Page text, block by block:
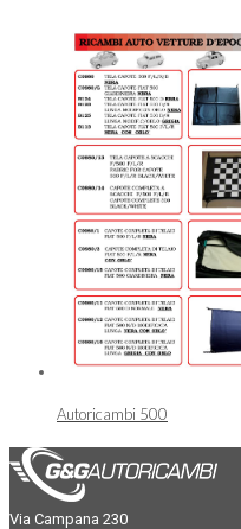
Autoricambi 500
Via Campana 230